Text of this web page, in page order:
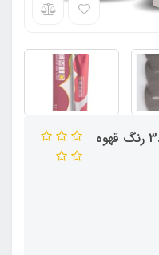
رنگ مو رمیو سری ASH شماره 3.۱ رنگ قهوه